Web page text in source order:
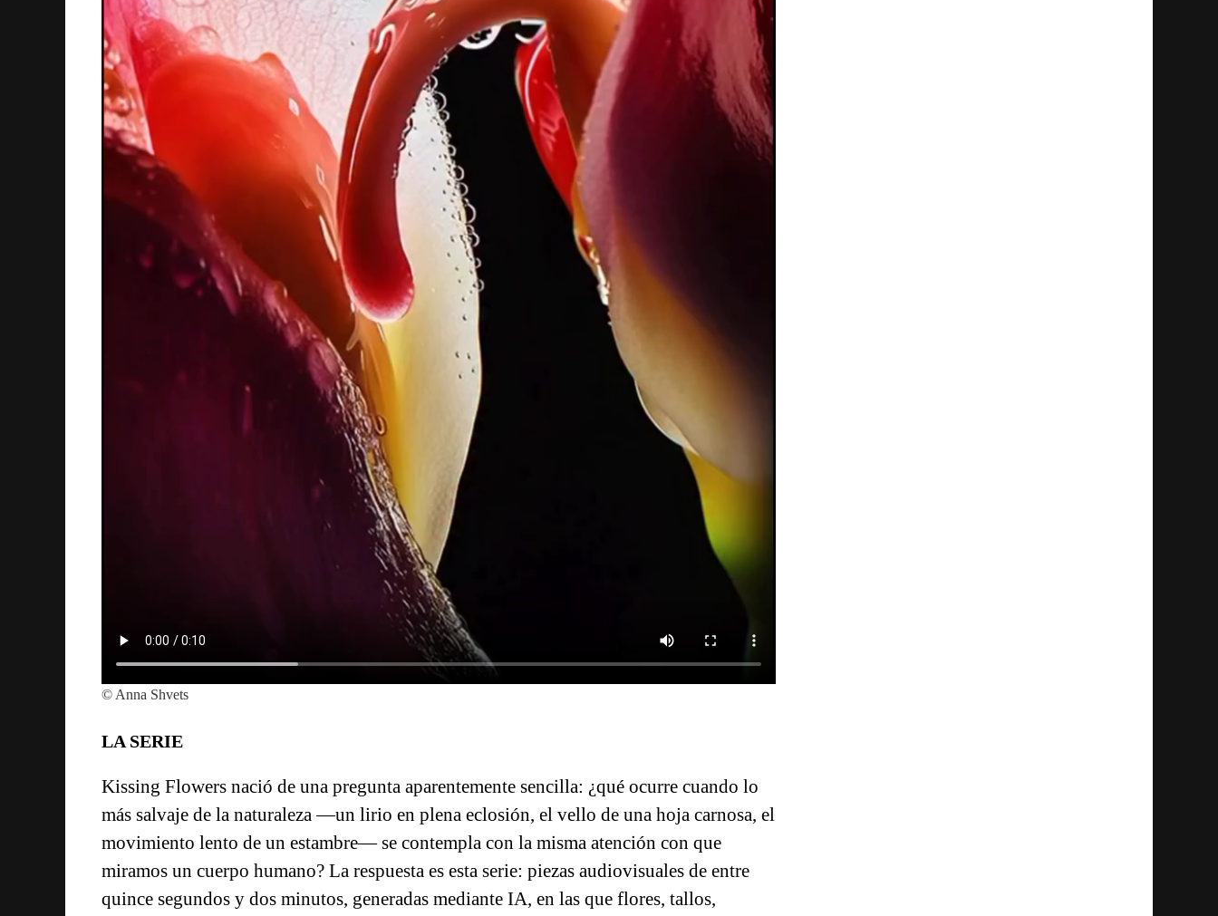
© Anna Shvets
LA SERIE
Kissing Flowers nació de una pregunta aparentemente sencilla: ¿qué ocurre cuando lo
más salvaje de la naturaleza —un lirio en plena eclosión, el vello de una hoja carnosa, el
movimiento lento de un estambre— se contempla con la misma atención con que
miramos un cuerpo humano? La respuesta es esta serie: piezas audiovisuales de entre
quince segundos y dos minutos, generadas mediante IA, en las que flores, tallos,